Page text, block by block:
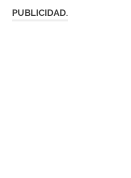
PUBLICIDAD.